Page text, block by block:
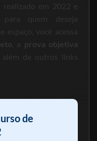
realizado em 2022 e
para quem deseja
espaço, você acessa
, a prova objetiva
, além de outros links
de